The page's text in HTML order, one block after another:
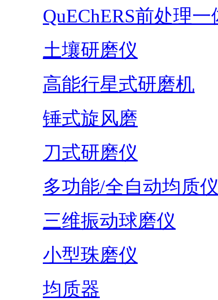
QuEChERS前处理一
土壤研磨仪
高能行星式研磨机
锤式旋风磨
刀式研磨仪
多功能/全自动均质
三维振动球磨仪
小型珠磨仪
均质器